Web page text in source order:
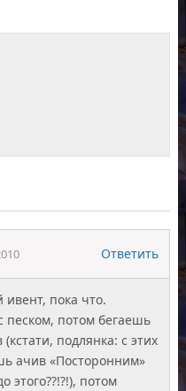
Ответить
пока что.
песком, потом бегаешь
подлянка: с этих
ачив «Посторонним»
потом